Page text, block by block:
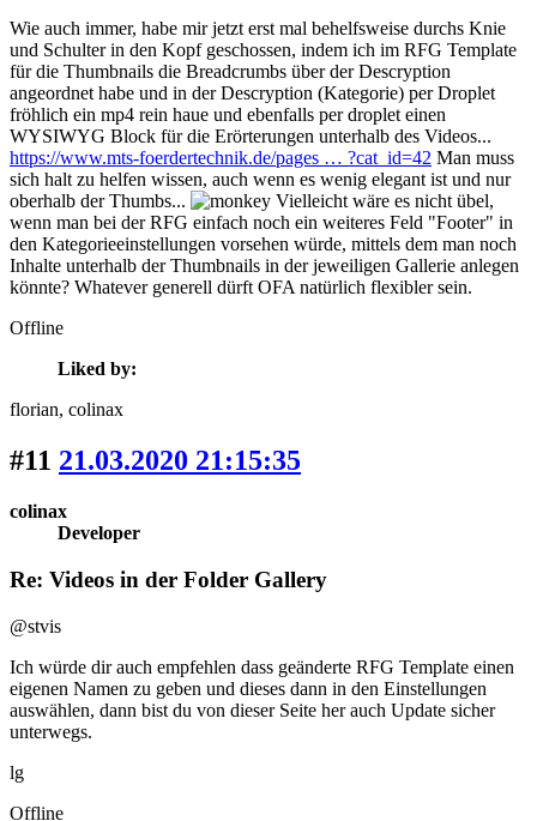
Wie auch immer, habe mir jetzt erst mal behelfsweise durchs Knie
und Schulter in den Kopf geschossen, indem ich im RFG Template
für die Thumbnails die Breadcrumbs über der Descryption
angeordnet habe und in der Descryption (Kategorie) per Droplet
fröhlich ein mp4 rein haue und ebenfalls per droplet einen
WYSIWYG Block für die Erörterungen unterhalb des Videos...
https://www.mts-foerdertechnik.de/pages … ?cat_id=42 Man muss
sich halt zu helfen wissen, auch wenn es wenig elegant ist und nur
oberhalb der Thumbs...
Vielleicht wäre es nicht übel,
wenn man bei der RFG einfach noch ein weiteres Feld "Footer" in
den Kategorieeinstellungen vorsehen würde, mittels dem man noch
Inhalte unterhalb der Thumbnails in der jeweiligen Gallerie anlegen
könnte? Whatever generell dürft OFA natürlich flexibler sein.
Offline
Liked by:
florian, colinax
#11 21.03.2020 21:15:35
colinax
Developer
Re: Videos in der Folder Gallery
@stvis
Ich würde dir auch empfehlen dass geänderte RFG Template einen
eigenen Namen zu geben und dieses dann in den Einstellungen
auswählen, dann bist du von dieser Seite her auch Update sicher
unterwegs.
lg
Offline